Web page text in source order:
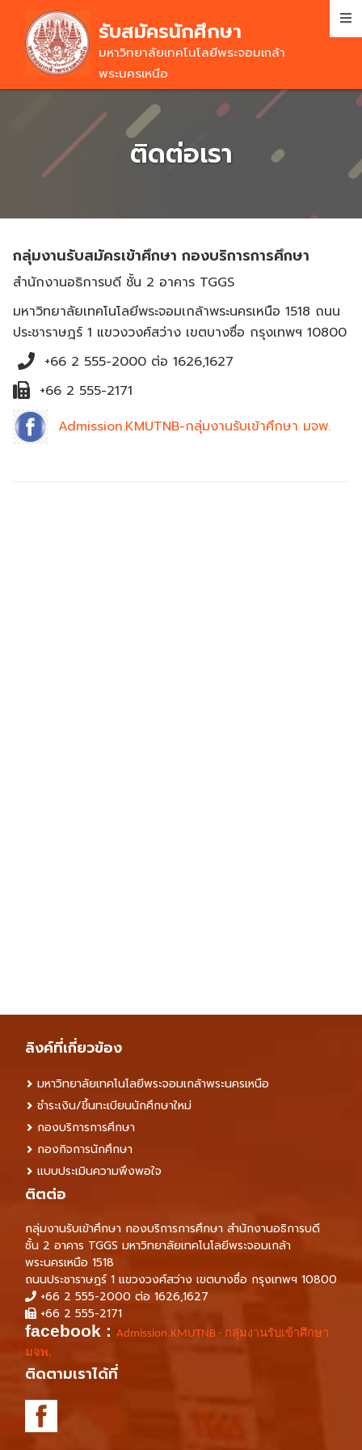
main
content
รับสมัครนักศึกษา
มหาวิทยาลัยเทคโนโลยีพระจอมเกล้า
พระนครเหนือ
ติดต่อเรา
กลุ่มงานรับสมัครเข้าศึกษา กองบริการการศึกษา
สำนักงานอธิการบดี ชั้น 2 อาคาร TGGS
มหาวิทยาลัยเทคโนโลยีพระจอมเกล้าพระนครเหนือ 1518 ถนน
ประชาราษฎร์ 1 แขวงวงศ์สว่าง เขตบางซื่อ กรุงเทพฯ 10800
+66 2 555-2000 ต่อ 1626,1627
+66 2 555-2171
Admission.KMUTNB-กลุ่มงานรับเข้าศึกษา มจพ.
ลิงค์ที่เกี่ยวข้อง
มหาวิทยาลัยเทคโนโลยีพระจอมเกล้าพระนครเหนือ
ชำระเงิน/ขึ้นทะเบียนนักศึกษาใหม่
กองบริการการศึกษา
กองกิจการนักศึกษา
แบบประเมินความพึงพอใจ
ติตต่อ
กลุ่มงานรับเข้าศึกษา กองบริการการศึกษา สำนักงานอธิการบดี
ชั้น 2 อาคาร TGGS มหาวิทยาลัยเทคโนโลยีพระจอมเกล้า
พระนครเหนือ 1518
ถนนประชาราษฎร์ 1 แขวงวงศ์สว่าง เขตบางซื่อ กรุงเทพฯ 10800
+66 2 555-2000 ต่อ 1626,1627
+66 2 555-2171
facebook : Admission.KMUTNB - กลุ่มงานรับเข้าศึกษา
มจพ.
ติดตามเราได้ที่